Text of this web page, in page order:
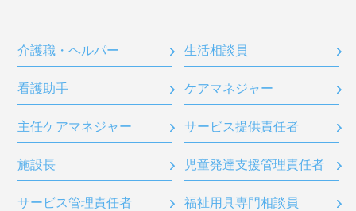
介護職・ヘルパー 生活相談員
看護助手 ケアマネジャー
主任ケアマネジャー サービス提供責任者
施設長 児童発達支援管理責任者
サービス管理責任者 福祉用具専門相談員